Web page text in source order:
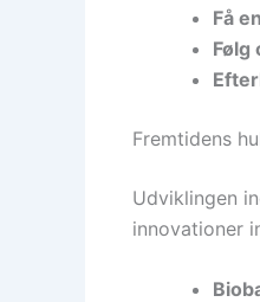
Få
Følg
Fremtidens
Udviklingen
innovationer